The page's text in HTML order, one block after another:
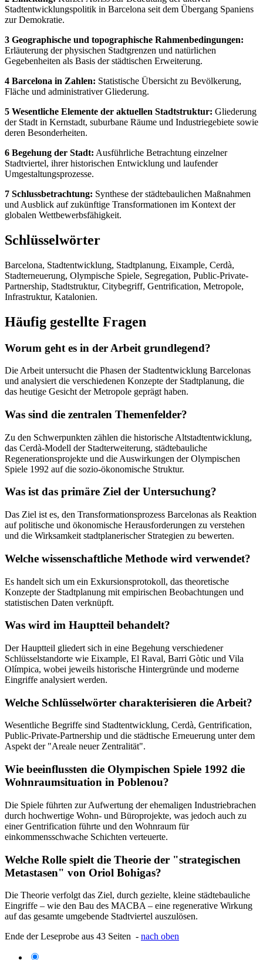
Stadtentwicklungspolitik in Barcelona seit dem Übergang Spaniens
zur Demokratie.
3 Geographische und topographische Rahmenbedingungen:
Erläuterung der physischen Stadtgrenzen und natürlichen
Gegebenheiten als Basis der städtischen Erweiterung.
4 Barcelona in Zahlen: Statistische Übersicht zu Bevölkerung,
Fläche und administrativer Gliederung.
5 Wesentliche Elemente der aktuellen Stadtstruktur: Gliederung
der Stadt in Kernstadt, suburbane Räume und Industriegebiete sowie
deren Besonderheiten.
6 Begehung der Stadt: Ausführliche Betrachtung einzelner
Stadtviertel, ihrer historischen Entwicklung und laufender
Umgestaltungsprozesse.
7 Schlussbetrachtung: Synthese der städtebaulichen Maßnahmen
und Ausblick auf zukünftige Transformationen im Kontext der
globalen Wettbewerbsfähigkeit.
Schlüsselwörter
Barcelona, Stadtentwicklung, Stadtplanung, Eixample, Cerdà,
Stadterneuerung, Olympische Spiele, Segregation, Public-Private-
Partnership, Stadtstruktur, Citybegriff, Gentrification, Metropole,
Infrastruktur, Katalonien.
Häufig gestellte Fragen
Worum geht es in der Arbeit grundlegend?
Die Arbeit untersucht die Phasen der Stadtentwicklung Barcelonas
und analysiert die verschiedenen Konzepte der Stadtplanung, die
das heutige Gesicht der Metropole geprägt haben.
Was sind die zentralen Themenfelder?
Zu den Schwerpunkten zählen die historische Altstadtentwicklung,
das Cerdà-Modell der Stadterweiterung, städtebauliche
Regenerationsprojekte und die Auswirkungen der Olympischen
Spiele 1992 auf die sozio-ökonomische Struktur.
Was ist das primäre Ziel der Untersuchung?
Das Ziel ist es, den Transformationsprozess Barcelonas als Reaktion
auf politische und ökonomische Herausforderungen zu verstehen
und die Wirksamkeit stadtplanerischer Strategien zu bewerten.
Welche wissenschaftliche Methode wird verwendet?
Es handelt sich um ein Exkursionsprotokoll, das theoretische
Konzepte der Stadtplanung mit empirischen Beobachtungen und
statistischen Daten verknüpft.
Was wird im Hauptteil behandelt?
Der Hauptteil gliedert sich in eine Begehung verschiedener
Schlüsselstandorte wie Eixample, El Raval, Barri Gòtic und Vila
Olímpica, wobei jeweils historische Hintergründe und moderne
Eingriffe analysiert werden.
Welche Schlüsselwörter charakterisieren die Arbeit?
Wesentliche Begriffe sind Stadtentwicklung, Cerdà, Gentrification,
Public-Private-Partnership und die städtische Erneuerung unter dem
Aspekt der "Areale neuer Zentralität".
Wie beeinflussten die Olympischen Spiele 1992 die
Wohnraumsituation in Poblenou?
Die Spiele führten zur Aufwertung der ehemaligen Industriebrachen
durch hochwertige Wohn- und Büroprojekte, was jedoch auch zu
einer Gentrification führte und den Wohnraum für
einkommensschwache Schichten verteuerte.
Welche Rolle spielt die Theorie der "strategischen
Metastasen" von Oriol Bohigas?
Die Theorie verfolgt das Ziel, durch gezielte, kleine städtebauliche
Eingriffe – wie den Bau des MACBA – eine regenerative Wirkung
auf das gesamte umgebende Stadtviertel auszulösen.
Ende der Leseprobe aus 43 Seiten - nach oben